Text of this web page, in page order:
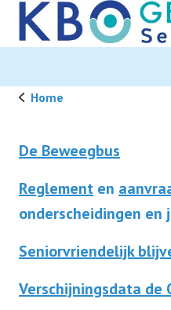
Home
Over ons
Nieuws
Ledendiensten
Home
De Beweegbus
Reglement en
onderscheidingen en
Seniorvriendelijk
Verschijningsdata de